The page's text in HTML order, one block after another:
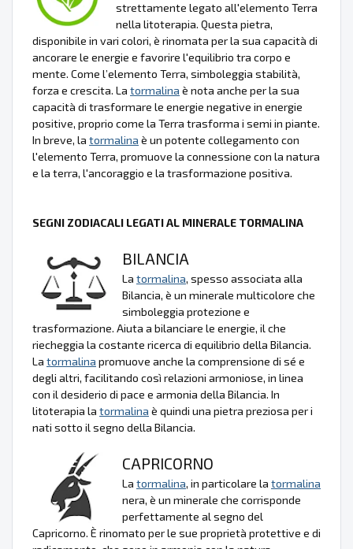
strettamente legato all'elemento Terra
nella litoterapia. Questa pietra,
disponibile in vari colori, è rinomata per la sua capacità di
ancorare le energie e favorire l'equilibrio tra corpo e
mente. Come l’elemento Terra, simboleggia stabilità,
forza e crescita. La tormalina è nota anche per la sua
capacità di trasformare le energie negative in energie
positive, proprio come la Terra trasforma i semi in piante.
In breve, la tormalina è un potente collegamento con
l'elemento Terra, promuove la connessione con la natura
e la terra, l'ancoraggio e la trasformazione positiva.
SEGNI ZODIACALI LEGATI AL MINERALE TORMALINA
BILANCIA
La tormalina, spesso associata alla
Bilancia, è un minerale multicolore che
simboleggia protezione e
trasformazione. Aiuta a bilanciare le energie, il che
riecheggia la costante ricerca di equilibrio della Bilancia.
La tormalina promuove anche la comprensione di sé e
degli altri, facilitando così relazioni armoniose, in linea
con il desiderio di pace e armonia della Bilancia. In
litoterapia la tormalina è quindi una pietra preziosa per i
nati sotto il segno della Bilancia.
CAPRICORNO
La tormalina, in particolare la tormalina
nera, è un minerale che corrisponde
perfettamente al segno del
Capricorno. È rinomato per le sue proprietà protettive e di